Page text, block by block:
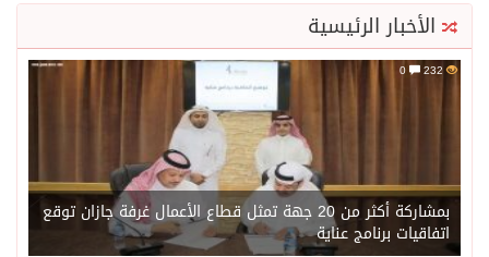
الأخبار الرئيسية
232
بمشاركة أكثر من 20 جهة تمثل قطاع الأعمال غرفة جازان توقع
اتفاقيات برنامج عناية